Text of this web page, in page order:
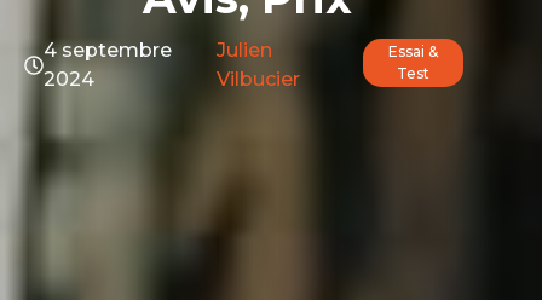
4 septembre
2024
Julien
Vilbucier
Essai &
Test